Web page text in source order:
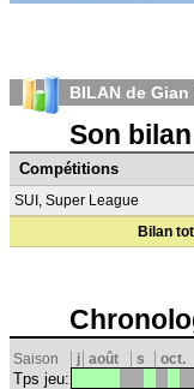
BILAN de
Son
Compétitions
SUI, Super League
Bilan
Saison j août s oct.
Tps jeu: